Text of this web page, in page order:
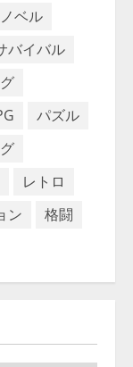
ベル
バイバル
パズル
レトロ
ン
格闘